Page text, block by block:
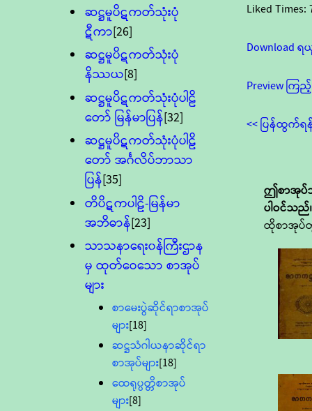
ဆဋ္ဌမူပိဋကတ်သုံးပုံ
ဋီကာ[26]
ဆဋ္ဌမူပိဋကတ်သုံးပုံ
နိဿယ[8]
ဆဋ္ဌမူပိဋကတ်သုံးပုံပါဠိ
တော် မြန်မာပြန်[32]
ဆဋ္ဌမူပိဋကတ်သုံးပုံပါဠိ
တော် အင်္ဂလိပ်ဘာသာ
ပြန်[35]
တိပိဋကပါဠိ-မြန်မာ
အဘိဓာန်[23]
သာသနာရေး၀န်ကြီးဌာန
မှ ထုတ်ဝေသော စာအုပ်
များ
စာမေးပွဲဆိုင်ရာစာအုပ်
များ[18]
ဆဋ္ဌသံဂါယနာဆိုင်ရာ
စာအုပ်များ[18]
ထေရုပ္ပတ္တိစာအုပ်
များ[8]
Liked Times:
Download
Preview ကြ
<< ပြန်ထွက်ရ
ဤစာအုပ်
ပါဝင်သည်
ထိုစာအုပ်တွဲ